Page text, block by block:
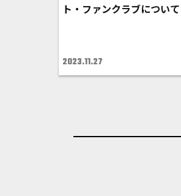
ト・ファンクラブについて
2023.11.27